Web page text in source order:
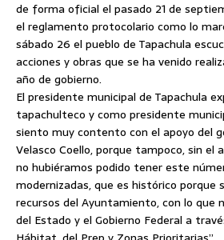
de forma oficial el pasado 21 de
el reglamento protocolario como lo
sábado 26 el pueblo de Tapachula
acciones y obras que se ha venido
año de gobierno.
El presidente municipal de Tapachula
tapachulteco y como presidente
siento muy contento con el apoyo del
Velasco Coello, porque tampoco, sin el
no hubiéramos podido tener este
modernizadas, que es histórico porque
recursos del Ayuntamiento, con lo que
del Estado y el Gobierno Federal a